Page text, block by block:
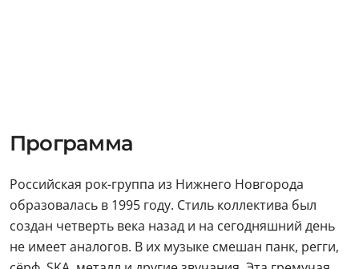
Программа
Российская рок-группа из Нижнего Новгорода
образовалась в 1995 году. Стиль коллектива был
создан четверть века назад и на сегодняшний день
не имеет аналогов. В их музыке смешан панк, регги,